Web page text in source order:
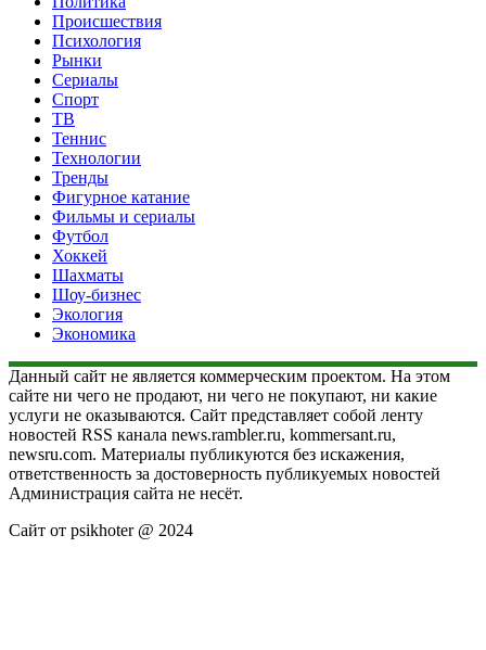
Происшествия
Психология
Рынки
Сериалы
Спорт
ТВ
Теннис
Технологии
Тренды
Фигурное катание
Фильмы и сериалы
Футбол
Хоккей
Шахматы
Шоу-бизнес
Экология
Экономика
Данный сайт не является коммерческим проектом. На этом
сайте ни чего не продают, ни чего не покупают, ни какие
услуги не оказываются. Сайт представляет собой ленту
новостей RSS канала news.rambler.ru, kommersant.ru,
newsru.com. Материалы публикуются без искажения,
ответственность за достоверность публикуемых новостей
Администрация сайта не несёт.
Сайт от psikhoter @ 2024